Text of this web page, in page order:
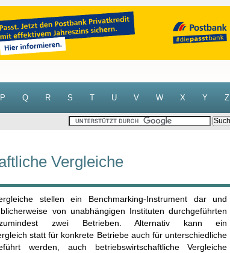
P Q R S T U V W X Y Z
Vergleiche
stellen ein Benchmarking-Instrument dar und
von unabhängigen Instituten durchgeführten
zwei Betrieben. Alternativ kann ein
statt für konkrete Betriebe auch für unterschiedliche
werden, auch betriebswirtschaftliche Vergleiche